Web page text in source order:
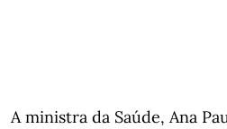
A ministra da Saúde, Ana